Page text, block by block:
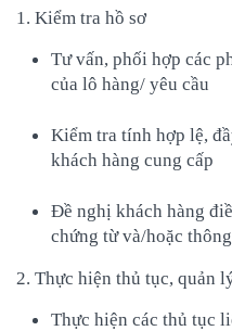
1. Kiểm tra hồ sơ
Tư vấn, phối hợp các
của lô hàng/ yêu cầu
Kiểm tra tính hợp lệ,
khách hàng cung cấp
Đề nghị khách hàng
chứng từ và/hoặc
2. Thực hiện thủ tục, quản
Thực hiện các thủ tục